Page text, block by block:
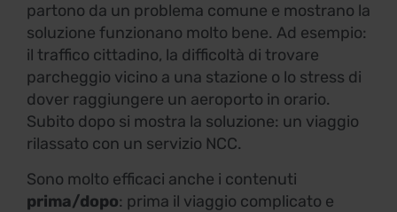
partono da un problema comune e mostrano la
soluzione funzionano molto bene. Ad esempio:
il traffico cittadino, la difficoltà di trovare
parcheggio vicino a una stazione o lo stress di
dover raggiungere un aeroporto in orario.
Subito dopo si mostra la soluzione: un viaggio
rilassato con un servizio NCC.
Sono molto efficaci anche i contenuti
prima/dopo: prima il viaggio complicato e